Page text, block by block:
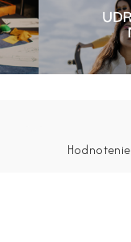
Hodnotenie